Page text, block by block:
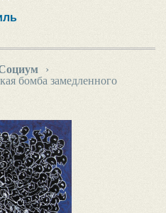
›
бомба замедленного